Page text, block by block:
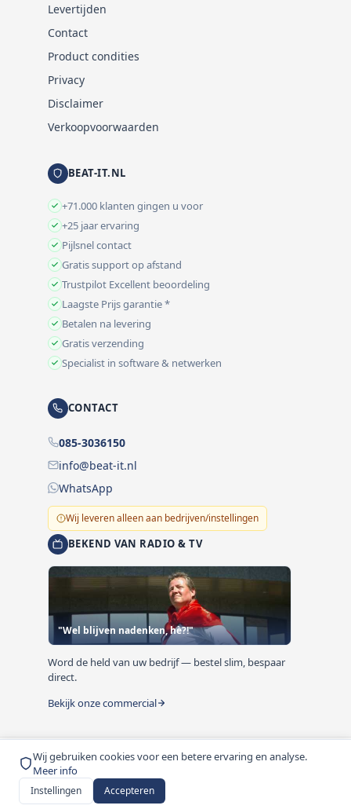
Wij gebruiken cookies voor een betere ervaring en analyse.
Meer info
Instellingen Accepteren
Levertijden
Contact
Product condities
Privacy
Disclaimer
Verkoopvoorwaarden
BEAT-IT.NL
+71.000 klanten gingen u voor
+25 jaar ervaring
Pijlsnel contact
Gratis support op afstand
Trustpilot Excellent beoordeling
Laagste Prijs garantie *
Betalen na levering
Gratis verzending
Specialist in software & netwerken
CONTACT
085-3036150
info@beat-it.nl
WhatsApp
Wij leveren alleen aan bedrijven/instellingen
BEKEND VAN RADIO & TV
"Wel blijven nadenken, hè?!"
Word de held van uw bedrijf — bestel slim, bespaar
direct.
Bekijk onze commercial
© 1999-2026 Beat-it.nl. Vermelde prijzen zijn excl. BTW
tenzij anders vermeld.